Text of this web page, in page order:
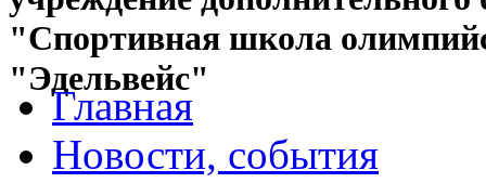
"Спортивная школа
"Эдельвейс"
Главная
Новости, события